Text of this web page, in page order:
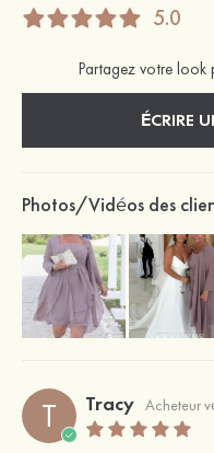
5.0
Partagez votre look
ÉCRIRE
Photos/Vidéos des
T Tracy Acheteur